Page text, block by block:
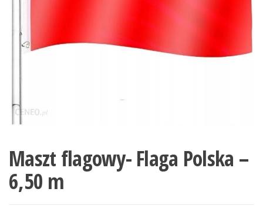
Maszt flagowy- Flaga Polska –
6,50 m